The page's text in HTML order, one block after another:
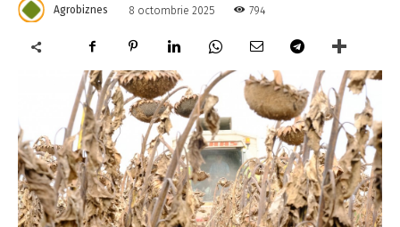
Agrobiznes 8 octombrie 2025 794